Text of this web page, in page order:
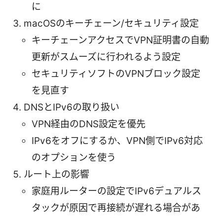
に
macOSのキーチェーン/セキュリティ設定
キーチェーンアクセスでVPN証明書の自動
更新がスムーズに行われるよう設定
セキュリティソフトのVPNブロック設定
を見直す
DNSとIPv6の取り扱い
VPN経由のDNS設定を優先
IPv6をオフにするか、VPN側でIPv6対応
のオプションを使う
ルート上の影響
家庭用ルーターの設定でIPv6デュアルス
タックが原因で再接続が遅れる場合があ